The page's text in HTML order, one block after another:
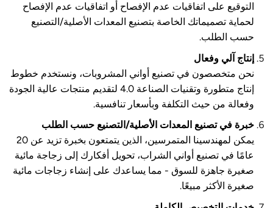
التوقيع على اتفاقيات عدم الإفصاح أو اتفاقيات عدم الإفصاح
لحماية تصميماتك الخاصة بتصنيع المعدات الأصلية/التصنيع
حسب الطلب.
إنتاج آلي وفعال
نحن متخصصون في تصنيع أواني المشروبات، ونستخدم خطوط
إنتاج متطورة وتقنيات الصناعة 4.0 لتقديم منتجات عالية الجودة
وفعالة من حيث التكلفة وبأسعار تنافسية.
خبرة في تصنيع المعدات الأصلية/التصنيع حسب الطلب
يمكن لمهندسينا المتمرسين، الذين يتمتعون بخبرة تزيد عن 20
عامًا في تصنيع أواني الشراب، تحويل أفكارك إلى زجاجة مائية
صغيرة جاهزة للسوق - مما يساعدك على إنشاء زجاجات مائية
صغيرة الأكثر مبيعًا.